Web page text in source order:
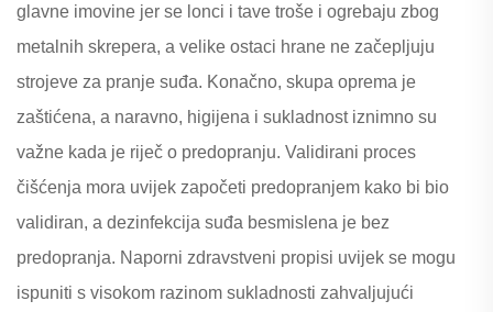
glavne imovine jer se lonci i tave troše i ogrebaju zbog
metalnih skrepera, a velike ostaci hrane ne začepljuju
strojeve za pranje suđa. Konačno, skupa oprema je
zaštićena, a naravno, higijena i sukladnost iznimno su
važne kada je riječ o predopranju. Validirani proces
čišćenja mora uvijek započeti predopranjem kako bi bio
validiran, a dezinfekcija suđa besmislena je bez
predopranja. Naporni zdravstveni propisi uvijek se mogu
ispuniti s visokom razinom sukladnosti zahvaljujući